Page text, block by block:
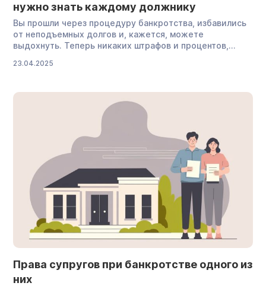
нужно знать каждому должнику
Вы прошли через процедуру банкротства, избавились
от неподъемных долгов и, кажется, можете
выдохнуть. Теперь никаких штрафов и процентов,
законно, и на руках у вас определение суда. Но вдруг
он обещает «вернуть все обратно» и найти повод для
возобновления дела. […]
23.04.2025
Права супругов при банкротстве одного из
них